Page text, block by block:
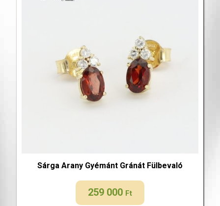
Sárga Arany Gyémánt Gránát Fülbevaló
259 000 Ft